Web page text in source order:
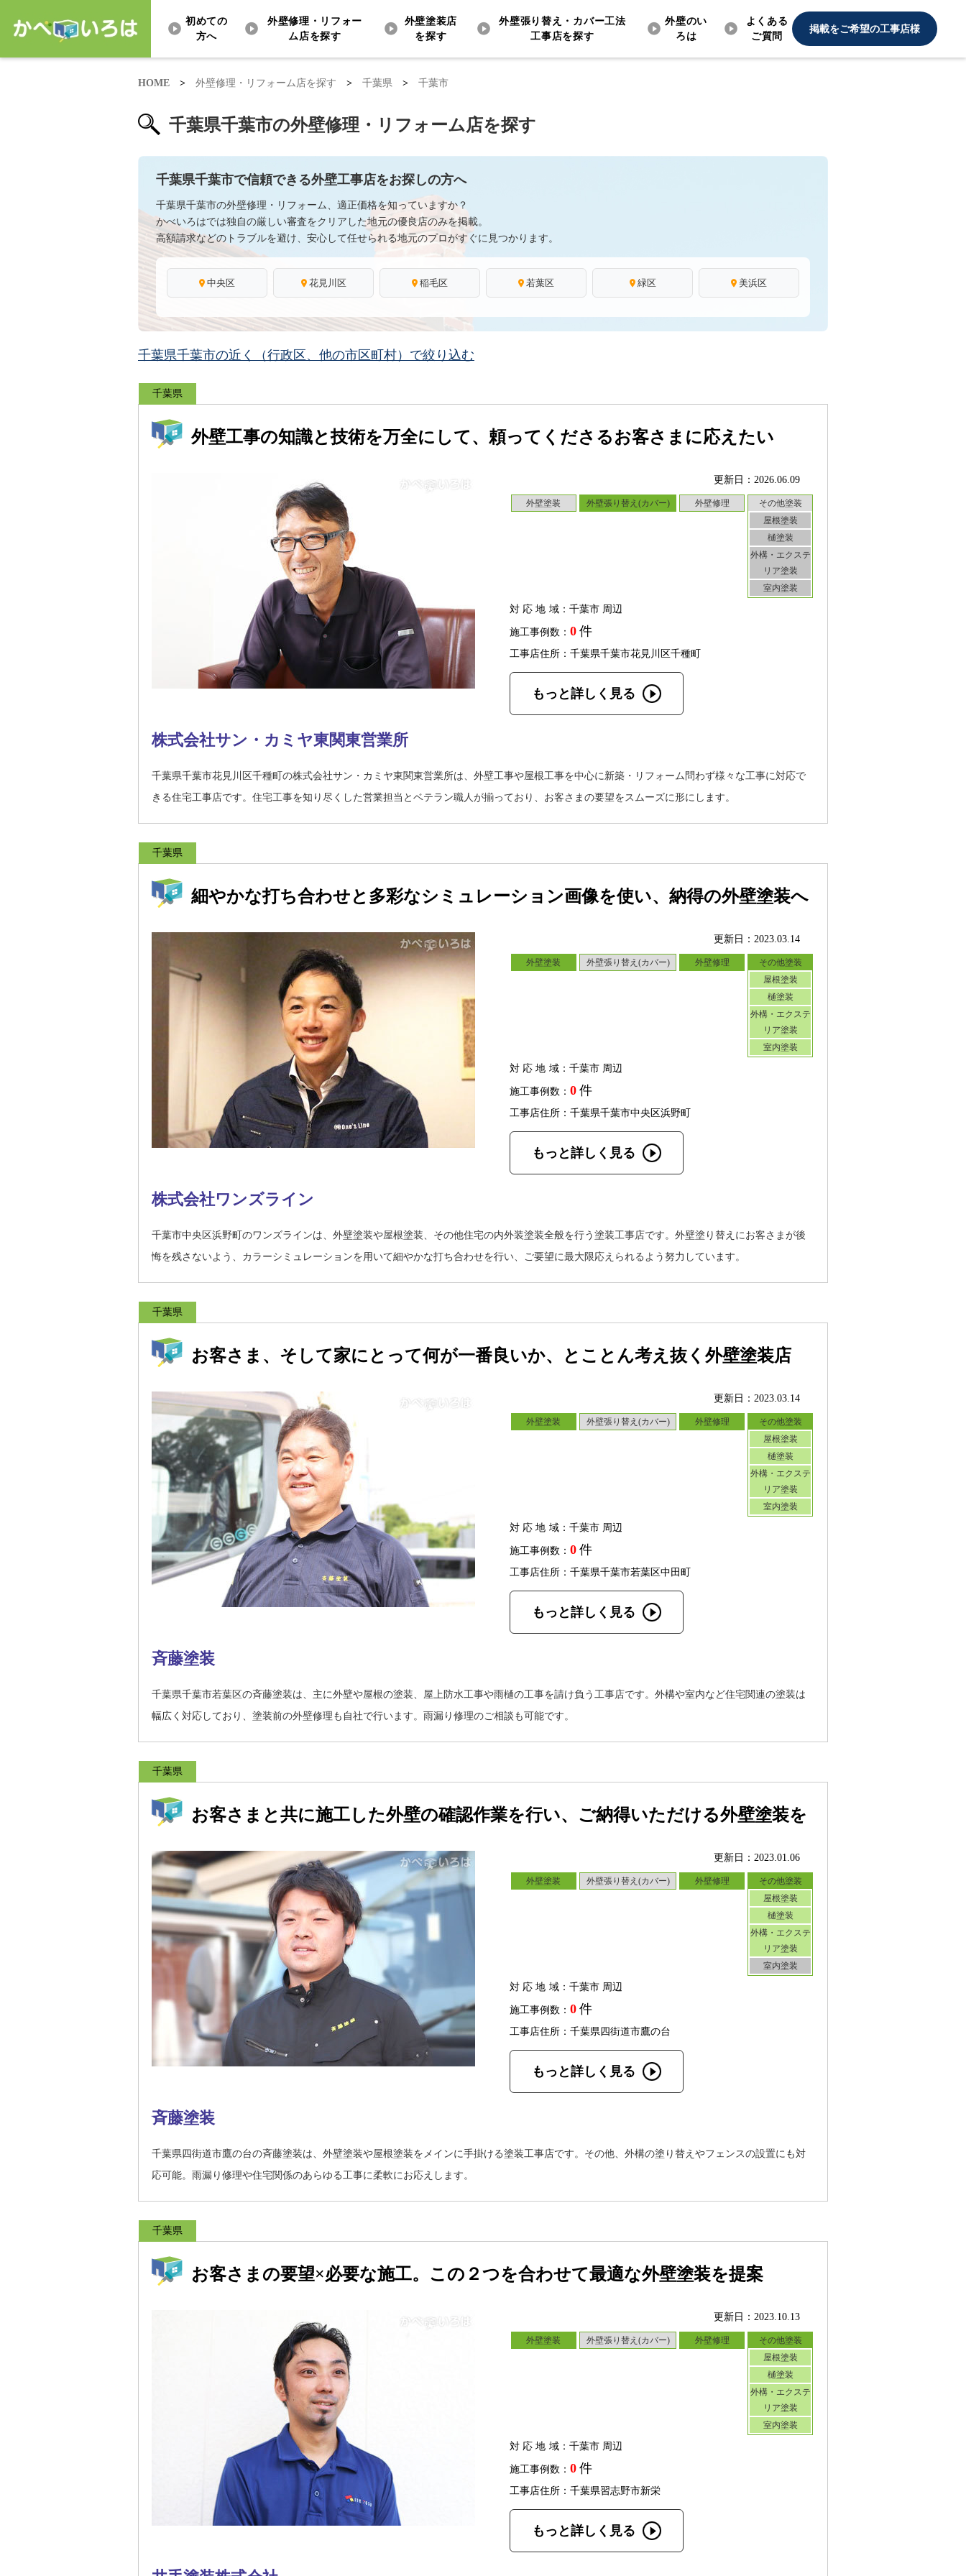
初めての
方へ
外壁修理・リフォー
ム店を探す
外壁塗装店
を探す
外壁張り替え・カバー工法
工事店を探す
外壁のい
ろは
よくある
ご質問
掲載をご希望の工事店様
HOME > 外壁修理・リフォーム店を探す > 千葉県 > 千葉市
千葉県千葉市の外壁修理・リフォーム店を探す
千葉県千葉市で信頼できる外壁工事店をお探しの方へ
千葉県千葉市の外壁修理・リフォーム、適正価格を知っていますか？
かべいろはでは独自の厳しい審査をクリアした地元の優良店のみを掲載。
高額請求などのトラブルを避け、安心して任せられる地元のプロがすぐに見つかります。
中央区 花見川区 稲毛区 若葉区 緑区 美浜区
千葉県千葉市の近く（行政区、他の市区町村）で絞り込む
千葉県
外壁工事の知識と技術を万全にして、頼ってくださるお客さまに応えたい
更新日：2026.06.09
外壁塗装 外壁張り替え(カバー) 外壁修理
その他塗装
屋根塗装
樋塗装
外構・エクステ
リア塗装
室内塗装
対応地域：千葉市 周辺
施工事例数： 0 件
工事店住所：千葉県千葉市花見川区千種町
もっと詳しく見る
株式会社サン・カミヤ東関東営業所
千葉県千葉市花見川区千種町の株式会社サン・カミヤ東関東営業所は、外壁工事や屋根工事を中心に新築・リフォーム問わず様々な工事に対応で
きる住宅工事店です。住宅工事を知り尽くした営業担当とベテラン職人が揃っており、お客さまの要望をスムーズに形にします。
千葉県
細やかな打ち合わせと多彩なシミュレーション画像を使い、納得の外壁塗装へ
更新日：2023.03.14
外壁塗装 外壁張り替え(カバー) 外壁修理
その他塗装
屋根塗装
樋塗装
外構・エクステ
リア塗装
室内塗装
対応地域：千葉市 周辺
施工事例数： 0 件
工事店住所：千葉県千葉市中央区浜野町
もっと詳しく見る
株式会社ワンズライン
千葉市中央区浜野町のワンズラインは、外壁塗装や屋根塗装、その他住宅の内外装塗装全般を行う塗装工事店です。外壁塗り替えにお客さまが後
悔を残さないよう、カラーシミュレーションを用いて細やかな打ち合わせを行い、ご要望に最大限応えられるよう努力しています。
千葉県
お客さま、そして家にとって何が一番良いか、とことん考え抜く外壁塗装店
更新日：2023.03.14
外壁塗装 外壁張り替え(カバー) 外壁修理
その他塗装
屋根塗装
樋塗装
外構・エクステ
リア塗装
室内塗装
対応地域：千葉市 周辺
施工事例数： 0 件
工事店住所：千葉県千葉市若葉区中田町
もっと詳しく見る
斉藤塗装
千葉県千葉市若葉区の斉藤塗装は、主に外壁や屋根の塗装、屋上防水工事や雨樋の工事を請け負う工事店です。外構や室内など住宅関連の塗装は
幅広く対応しており、塗装前の外壁修理も自社で行います。雨漏り修理のご相談も可能です。
千葉県
お客さまと共に施工した外壁の確認作業を行い、ご納得いただける外壁塗装を
更新日：2023.01.06
外壁塗装 外壁張り替え(カバー) 外壁修理
その他塗装
屋根塗装
樋塗装
外構・エクステ
リア塗装
室内塗装
対応地域：千葉市 周辺
施工事例数： 0 件
工事店住所：千葉県四街道市鷹の台
もっと詳しく見る
斉藤塗装
千葉県四街道市鷹の台の斉藤塗装は、外壁塗装や屋根塗装をメインに手掛ける塗装工事店です。その他、外構の塗り替えやフェンスの設置にも対
応可能。雨漏り修理や住宅関係のあらゆる工事に柔軟にお応えします。
千葉県
お客さまの要望×必要な施工。この２つを合わせて最適な外壁塗装を提案
更新日：2023.10.13
外壁塗装 外壁張り替え(カバー) 外壁修理
その他塗装
屋根塗装
樋塗装
外構・エクステ
リア塗装
室内塗装
対応地域：千葉市 周辺
施工事例数： 0 件
工事店住所：千葉県習志野市新栄
もっと詳しく見る